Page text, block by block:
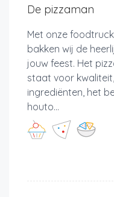
De pizzaman
Met onze
bakken wij de
jouw feest. Het
staat voor
ingrediënten, het
houto...